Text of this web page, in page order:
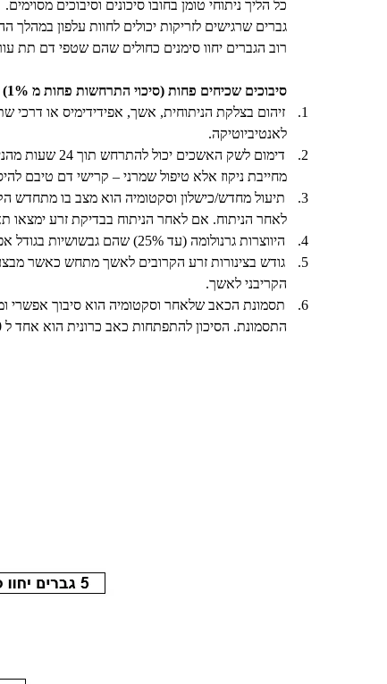
כל הליך ניתוחי טומן בחובו סיכונים וסיבוכים מסוימים.
גברים שרגישים לזריקות יכולים לחוות עלפון במהלך ההרדמה המקומית (1 ל 100). לרוב ניתן
רוב הגברים יחוו סימנים כחולים שהם שטפי דם תת
סיבוכים שכיחים פחות (סיכוי התרחשות פחות מ 1%)
1.
זיהום בצלקת הניתוחית, אשך, אפידידימיס או
לאנטיביוטיקה.
2.
דימום לשק
מחייבת ניקוז אלא טיפול שמרני – קרישי דם טיבם להיספג לבד
3.
לאחר הניתוח. אם לאחר הניתוח בבדיקת זרע ימצאו תאי זרע
4.
היווצרות גרנולומה (עד 25%) שהם גבשושיות בגודל אפונה בקצה של אחד מצינורות הזרע. מדובר בתהליך תגובתי מקומי לתאיי זרע. לרוב מספגים תוך שנה ואינם כואבים.
5.
גודש בצינורות זרע הקרובים לאשך מתחש כאשר
הקריבני לאשך.
6.
תסמונת הכאב שלאחר וסקטומיה הוא סיבוך אפשרי
התסמונת. הסיכון להתפתחות כאב כרונית הוא אחד ל 200 איש (0.2%).